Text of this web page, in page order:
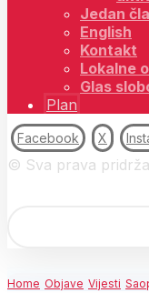
Jedan
English
Kontakt
Lokalne
Glas
Plan
Facebook X
© Sva prava
Home Objave Vijesti